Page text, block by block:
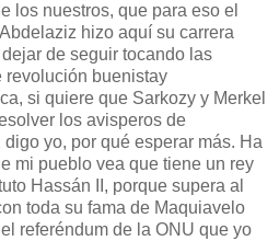
los nuestros, que para eso el
hizo aquí su carrera
de seguir tocando las
revolución buenistay
si quiere que Sarkozy y Merkel
los avisperos de
yo, por qué esperar más. Ha
mi pueblo vea que tiene un rey
Hassán II, porque supera al
toda su fama de Maquiavelo
referéndum de la ONU que yo